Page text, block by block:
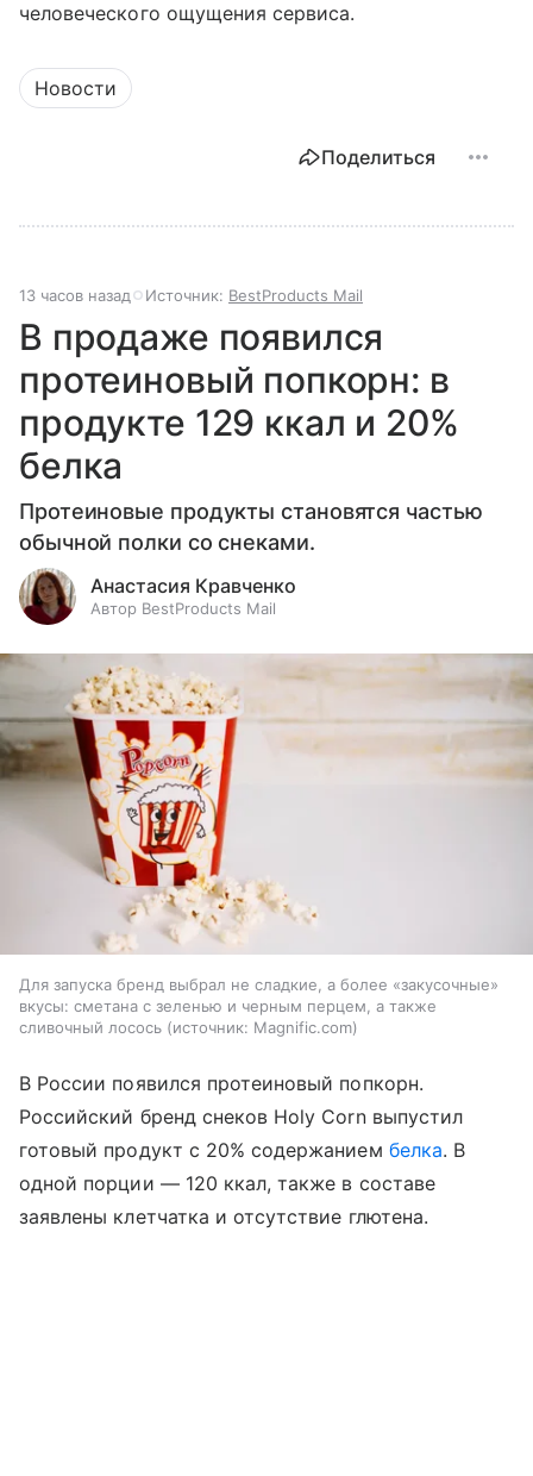
человеческого ощущения сервиса.
Новости
Поделиться
13 часов назад Источник: BestProducts Mail
В продаже появился
протеиновый попкорн: в
продукте 129 ккал и 20%
белка
Протеиновые продукты становятся частью
обычной полки со снеками.
Анастасия Кравченко
Автор BestProducts Mail
Для запуска бренд выбрал не сладкие, а более «закусочные»
вкусы: сметана с зеленью и черным перцем, а также
сливочный лосось
источник: Magnific.com
В России появился протеиновый попкорн.
Российский бренд снеков Holy Corn выпустил
готовый продукт с 20% содержанием белка. В
одной порции — 120 ккал, также в составе
заявлены клетчатка и отсутствие глютена.